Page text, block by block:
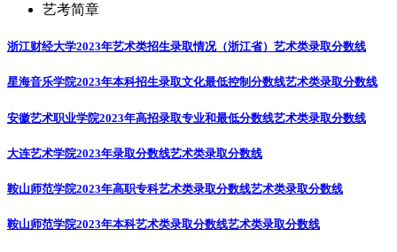
艺考简章
浙江财经大学2023年艺术类招生录取情况（浙江省） 艺术类录取分数线
星海音乐学院2023年本科招生录取文化最低控制分数线艺术类录取分数线
安徽艺术职业学院2023年高招录取专业和最低分数线艺术类录取分数线
大连艺术学院2023年录取分数线艺术类录取分数线
鞍山师范学院2023年高职专科艺术类录取分数线艺术类录取分数线
鞍山师范学院2023年本科艺术类录取分数线艺术类录取分数线